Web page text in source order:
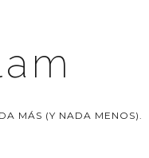
MÁS (Y NADA MENOS).